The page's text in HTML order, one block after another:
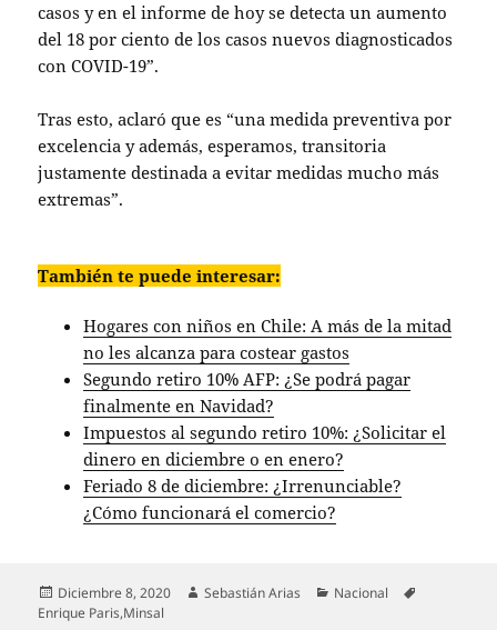
casos y en el informe de hoy se detecta un aumento
del 18 por ciento de los casos nuevos diagnosticados
con COVID-19”.
Tras esto, aclaró que es “una medida preventiva por
excelencia y además, esperamos, transitoria
justamente destinada a evitar medidas mucho más
extremas”.
También te puede interesar:
Hogares con niños en Chile: A más de la mitad
no les alcanza para costear gastos
Segundo retiro 10% AFP: ¿Se podrá pagar
finalmente en Navidad?
Impuestos al segundo retiro 10%: ¿Solicitar el
dinero en diciembre o en enero?
Feriado 8 de diciembre: ¿Irrenunciable?
¿Cómo funcionará el comercio?
Publicado
el
Diciembre 8, 2020 Autor
Sebastián Arias Categorías
Nacional
Enrique Paris,Minsal